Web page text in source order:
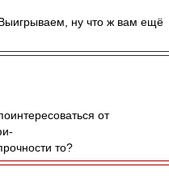
ну что ж вам ещё
от
то?